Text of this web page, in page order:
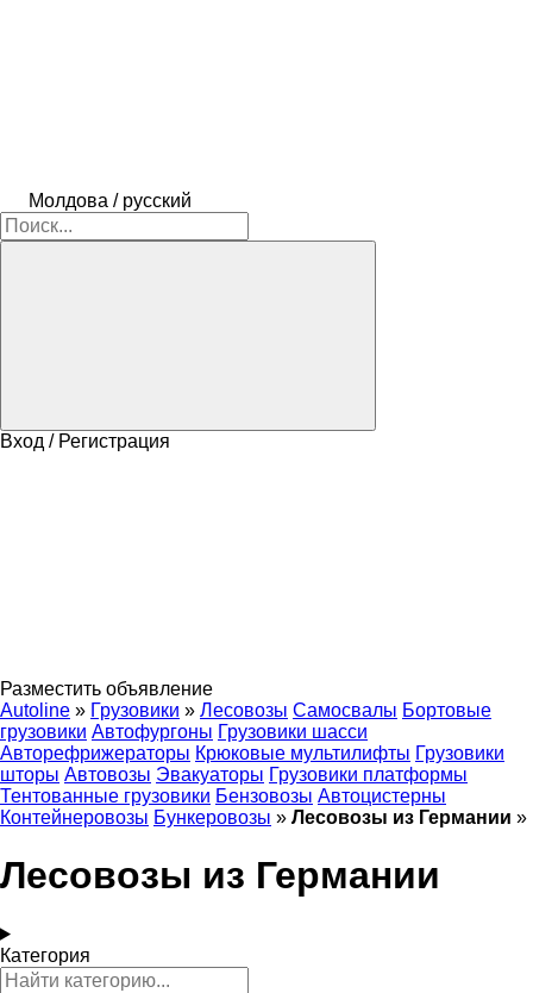
Молдова / русский
Вход / Регистрация
Разместить объявление
Autoline » Грузовики » Лесовозы Самосвалы Бортовые
грузовики Автофургоны Грузовики шасси
Авторефрижераторы Крюковые мультилифты Грузовики
шторы Автовозы Эвакуаторы Грузовики платформы
Тентованные грузовики Бензовозы Автоцистерны
Контейнеровозы Бункеровозы » Лесовозы из Германии »
Лесовозы из Германии
Категория